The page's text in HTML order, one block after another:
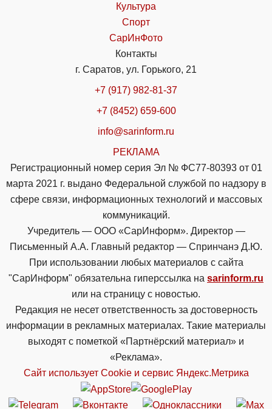
Культура
Спорт
СарИнФото
Контакты
г. Саратов, ул. Горького, 21
+7 (917) 982-81-37
+7 (8452) 659-600
info@sarinform.ru
РЕКЛАМА
Регистрационный номер серия Эл № ФС77-80393 от 01
марта 2021 г. выдано Федеральной службой по надзору в
сфере связи, информационных технологий и массовых
коммуникаций.
Учредитель — ООО «СарИнформ». Директор —
Письменный А.А. Главный редактор — Спринчанэ Д.Ю.
При использовании любых материалов с сайта
"СарИнформ" обязательна гиперссылка на sarinform.ru
или на страницу с новостью.
Редакция не несет ответственность за достоверность
информации в рекламных материалах. Такие материалы
выходят с пометкой «Партнёрский материал» и
«Реклама».
Сайт использует Cookie и сервиc Яндекс.Метрика